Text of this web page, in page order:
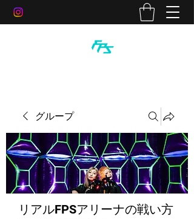
グループ
リアルFPSアリーナの戦い方